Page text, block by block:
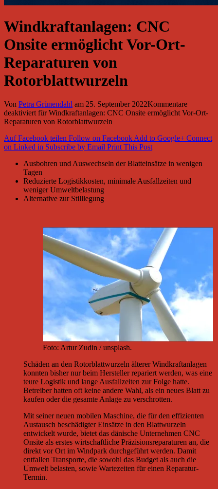
Windkraftanlagen: CNC
Onsite ermöglicht Vor-Ort-
Reparaturen von
Rotorblattwurzeln
Von Petra Grünendahl am 25. September 2022Kommentare
deaktiviertfür Windkraftanlagen: CNC Onsite ermöglicht Vor-Ort-
Reparaturen von Rotorblattwurzeln
Auf Facebook teilen Follow on FacebookAdd to Google+ Connect
on Linked in Subscribe by Email Print This Post
Ausbohren und Auswechseln der Blatteinsätze in wenigen
Tagen
Reduzierte Logistikkosten, minimale Ausfallzeiten und
weniger Umweltbelastung
Alternative zur Stilllegung
Foto: Artur Zudin / unsplash.
Schäden an den Rotorblattwurzeln älterer Windkraftanlagen
konnten bisher nur beim Hersteller repariert werden, was eine
teure Logistik und lange Ausfallzeiten zur Folge hatte.
Betreiber hatten oft keine andere Wahl, als ein neues Blatt zu
kaufen oder die gesamte Anlage zu verschrotten.
Mit seiner neuen mobilen Maschine, die für den effizienten
Austausch beschädigter Einsätze in den Blattwurzeln
entwickelt wurde, bietet das dänische Unternehmen CNC
Onsite als erstes wirtschaftliche Präzisionsreparaturen an, die
direkt vor Ort im Windpark durchgeführt werden. Damit
entfallen Transporte, die sowohl das Budget als auch die
Umwelt belasten, sowie Wartezeiten für einen Reparatur-
Termin.